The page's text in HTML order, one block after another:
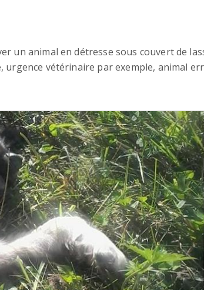
un animal en détresse sous couvert de
urgence vétérinaire par exemple, animal